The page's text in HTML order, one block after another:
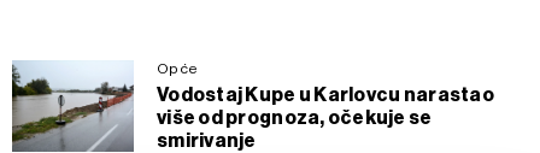
Opće
Vodostaj Kupe u Karlovcu narastao
više od prognoza, očekuje se
smirivanje